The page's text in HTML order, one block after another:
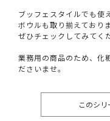
ブッフェスタイルでも使
ボウルも取り揃えておりま
ぜひチェックしてみてく
業務用の商品のため、化
ださいませ。
このシ